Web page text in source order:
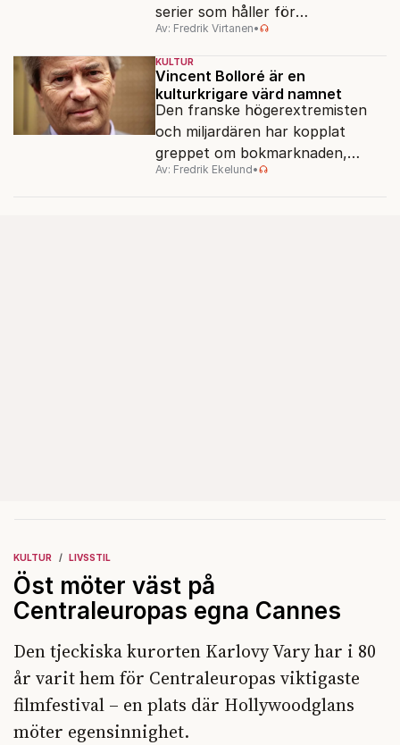
serier som håller för
augustisoffan – när
sensommarmörkret smyger sig
på och tv-utbudet blir din bästa
vän.
Av: Fredrik Virtanen•
KULTUR
Vincent Bolloré är en
kulturkrigare värd namnet
Den franske högerextremisten
och miljardären har kopplat
greppet om bokmarknaden,
filmbolag, tv- och radiokanaler.
Av: Fredrik Ekelund•
KULTUR LIVSSTIL
Öst möter väst på
Centraleuropas egna Cannes
Den tjeckiska kurorten Karlovy Vary har i 80
år varit hem för Centraleuropas viktigaste
filmfestival – en plats där Hollywoodglans
möter egensinnighet.